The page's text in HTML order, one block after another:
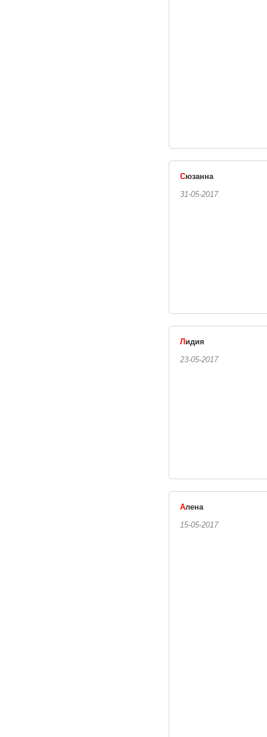
Сюзанна
31-05-2017
Л идия
23-05-2017
Алена
15-05-2017